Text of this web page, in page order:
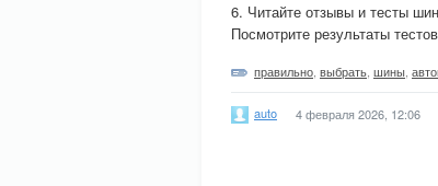
6. Читайте отзывы и тесты
Посмотрите результаты
правильно выбрать шины
auto 4 февраля 2026, 12:06